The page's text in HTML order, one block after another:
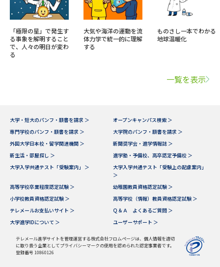
「極限の星」で発生す
る事象を解明すること
で、人々の明日が変わ
る
大気や海洋の運動を流
体力学で統一的に理解
する
ものさし一本でわかる
地球温暖化
一覧を表示
大学・短大のパンフ・願書を請求 ＞
オープンキャンパス検索 ＞
専門学校のパンフ・願書を請求 ＞
大学院のパンフ・願書を請求 ＞
外国大学日本校・留学関連機関 ＞
新聞奨学会・進学情報誌 ＞
新生活・部屋探し ＞
進学塾・予備校、高卒認定予備校 ＞
大学入学共通テスト「受験案内」 ＞
大学入学共通テスト「受験上の配慮案内」
＞
高等学校卒業程度認定試験 ＞
幼稚園教員資格認定試験 ＞
小学校教員資格認定試験 ＞
高等学校（情報）教員資格認定試験 ＞
テレメールお支払いサイト ＞
Ｑ＆Ａ よくあるご質問 ＞
大学進学IDについて ＞
ユーザーサポート ＞
テレメール進学サイトを管理運営する株式会社フロムページは、個人情報を適切
に取り扱う企業としてプライバシーマークの使用を認められた認定事業者です。
登録番号 10860126